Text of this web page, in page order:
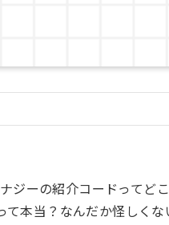
ジーの紹介コードってど
て本当？なんだか怪しくな